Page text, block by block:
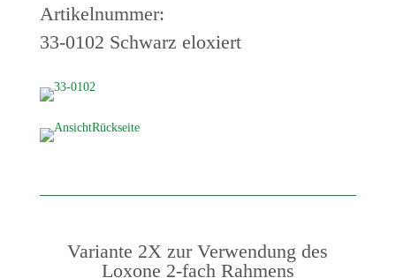
Artikelnummer:
33-0102 Schwarz eloxiert
Variante 2X zur Verwendung des
Loxone 2-fach Rahmens